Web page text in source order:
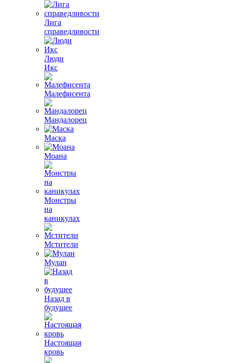
Лига
справедливости
Люди
Икс
Малефисента
Мандалорец
Маска
Моана
Монстры
на
каникулах
Мстители
Мулан
Назад в
будущее
Настоящая
кровь